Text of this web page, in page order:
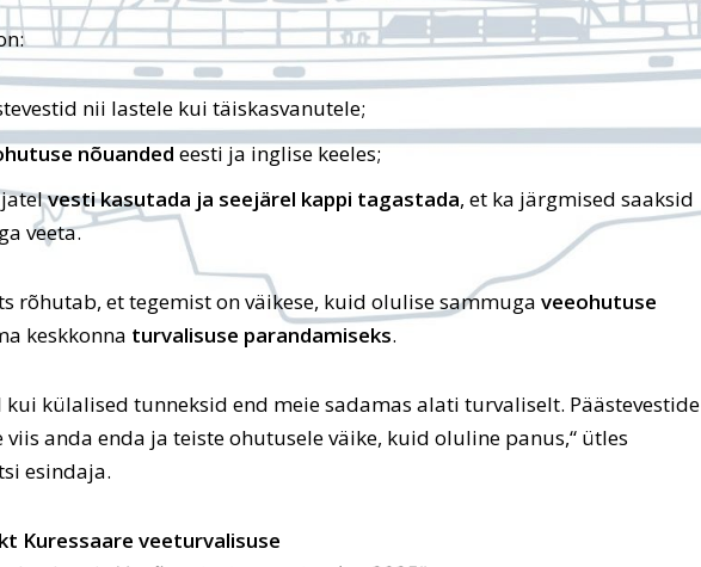
nii lastele kui täiskasvanutele;
nõuanded eesti ja inglise keeles;
vesti kasutada ja seejärel kappi tagastada, et ka järgmised saaksid
veeta.
rõhutab, et tegemist on väikese, kuid olulise sammuga veeohutuse
keskkonna turvalisuse parandamiseks.
kui külalised tunneksid end meie sadamas alati turvaliselt. Päästevestide
anda enda ja teiste ohutusele väike, kuid oluline panus,“ ütles
esindaja.
Kuressaare veeturvalisuse